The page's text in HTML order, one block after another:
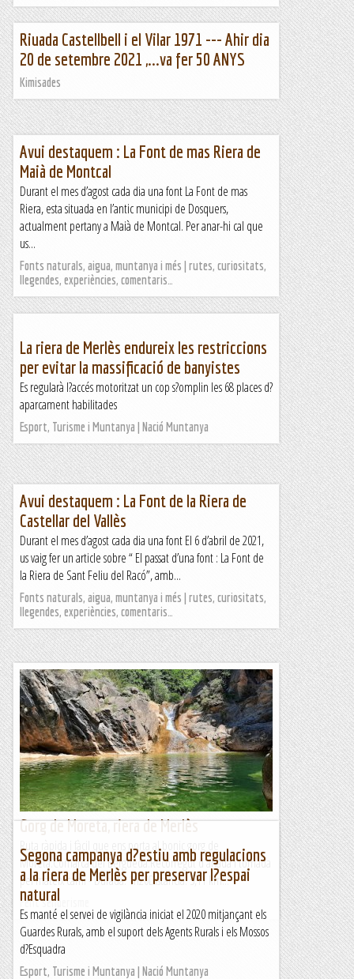
Riuada Castellbell i el Vilar 1971 --- Ahir dia
20 de setembre 2021 ,...va fer 50 ANYS
Kimisades
Avui destaquem : La Font de mas Riera de
Maià de Montcal
Durant el mes d’agost cada dia una font La Font de mas
Riera, esta situada en l’antic municipi de Dosquers,
actualment pertany a Maià de Montcal. Per anar-hi cal que
us...
Fonts naturals, aigua, muntanya i més | rutes, curiositats,
llegendes, experiències, comentaris…
La riera de Merlès endureix les restriccions
per evitar la massificació de banyistes
Es regularà l?accés motoritzat un cop s?omplin les 68 places d?
aparcament habilitades
Esport, Turisme i Muntanya | Nació Muntanya
Avui destaquem : La Font de la Riera de
Castellar del Vallès
Durant el mes d’agost cada dia una font El 6 d’abril de 2021,
us vaig fer un article sobre “ El passat d’una font : La Font de
la Riera de Sant Feliu del Racó”, amb...
Fonts naturals, aigua, muntanya i més | rutes, curiositats,
llegendes, experiències, comentaris…
Gorg de Moreta, riera de Merlès
Ruta ràpida i fàcil que ens porta al bonic gorg de
Moreta.Comarca del Berguedà.Recorregut d'anada i tornada
pel mateix camí - Durada: 1h20Distància: 5,11 km...
Fent senderisme
Segona campanya d?estiu amb regulacions
a la riera de Merlès per preservar l?espai
natural
Es manté el servei de vigilància iniciat el 2020 mitjançant els
Guardes Rurals, amb el suport dels Agents Rurals i els Mossos
d?Esquadra
Esport, Turisme i Muntanya | Nació Muntanya